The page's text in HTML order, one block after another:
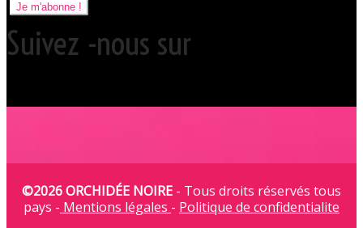
Je m'abonne !
Suivez -nous sur
©2026 ORCHIDÉE NOIRE - Tous droits réservés tous
pays - Mentions légales - Politique de confidentialite